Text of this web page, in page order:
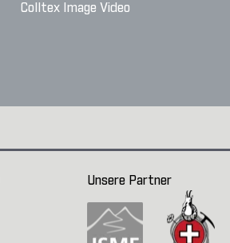
Colltex Image Video
Unsere Partner